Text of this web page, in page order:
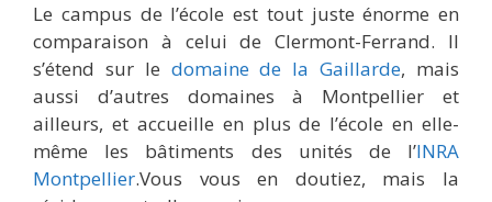
Le campus de l’école est tout juste énorme en
comparaison à celui de Clermont-Ferrand. Il
s’étend sur le domaine de la Gaillarde, mais
aussi d’autres domaines à Montpellier et
ailleurs, et accueille en plus de l’école en elle-
même les bâtiments des unités de l’INRA
Montpellier.Vous vous en doutiez, mais la